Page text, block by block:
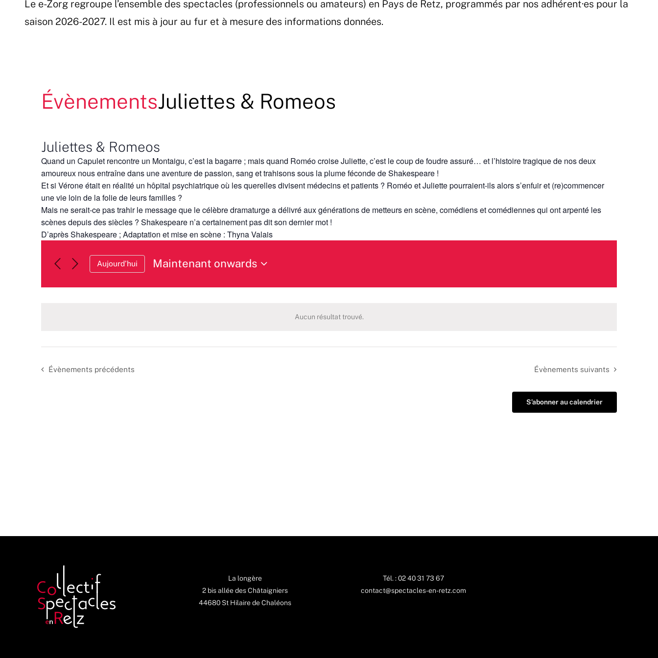
Le e-Zorg regroupe l’ensemble des spectacles (professionnels ou amateurs) en Pays de Retz, programmés par nos adhérent·es pour la
saison 2026-2027. Il est mis à jour au fur et à mesure des informations données.
Aucun résultat trouvé.
ÉvènementsJuliettes & Romeos
Juliettes & Romeos
Quand un Capulet rencontre un Montaigu, c’est la bagarre ; mais quand Roméo croise Juliette, c’est le coup de foudre assuré… et l’histoire tragique de nos deux
amoureux nous entraîne dans une aventure de passion, sang et trahisons sous la plume féconde de Shakespeare !
Et si Vérone était en réalité un hôpital psychiatrique où les querelles divisent médecins et patients ? Roméo et Juliette pourraient-ils alors s’enfuir et (re)commencer
une vie loin de la folie de leurs familles ?
Mais ne serait-ce pas trahir le message que le célèbre dramaturge a délivré aux générations de metteurs en scène, comédiens et comédiennes qui ont arpenté les
scènes depuis des siècles ? Shakespeare n’a certainement pas dit son dernier mot !
D’après Shakespeare ; Adaptation et mise en scène : Thyna Valais
Aujourd’hui
Maintenant onwards
une
Évènements précédents Évènements suivants
S’abonner au calendrier
La longère
2 bis allée des Châtaigniers
44680 St Hilaire de Chaléons
Tél. : 02 40 31 73 67
contact@spectacles-en-retz.com